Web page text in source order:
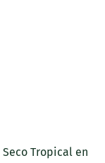
Seco Tropical en